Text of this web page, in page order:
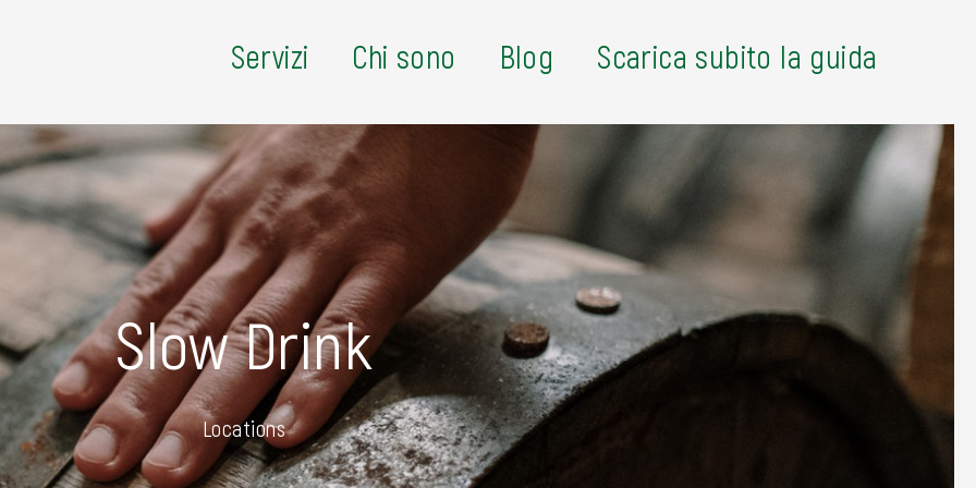
Servizi Chi sono Blog Scarica subito la guida
Slow Drink
Locations